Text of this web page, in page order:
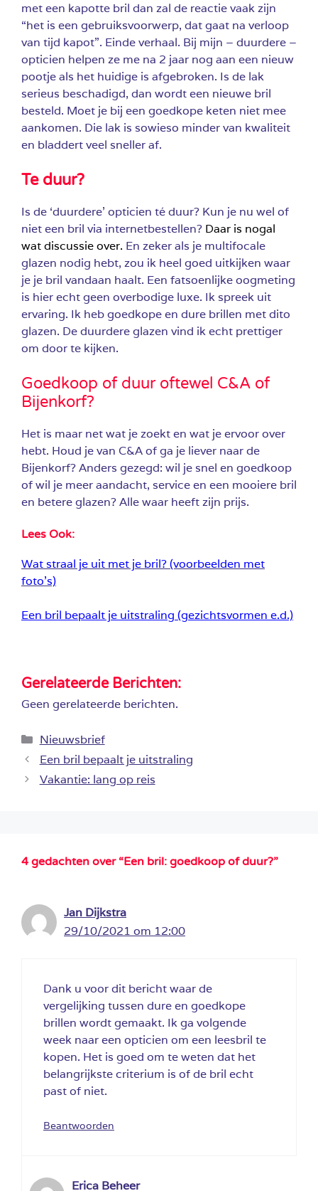
met een kapotte bril dan zal de reactie vaak zijn
“het is een gebruiksvoorwerp, dat gaat na verloop
van tijd kapot”. Einde verhaal. Bij mijn – duurdere –
opticien helpen ze me na 2 jaar nog aan een nieuw
pootje als het huidige is afgebroken. Is de lak
serieus beschadigd, dan wordt een nieuwe bril
besteld. Moet je bij een goedkope keten niet mee
aankomen. Die lak is sowieso minder van kwaliteit
en bladdert veel sneller af.
Te duur?
Is de ‘duurdere’ opticien té duur? Kun je nu wel of
niet een bril via internetbestellen? Daar is nogal
wat discussie over. En zeker als je multifocale
glazen nodig hebt, zou ik heel goed uitkijken waar
je je bril vandaan haalt. Een fatsoenlijke oogmeting
is hier echt geen overbodige luxe. Ik spreek uit
ervaring. Ik heb goedkope en dure brillen met dito
glazen. De duurdere glazen vind ik echt prettiger
om door te kijken.
Goedkoop of duur oftewel C&A of
Bijenkorf?
Het is maar net wat je zoekt en wat je ervoor over
hebt. Houd je van C&A of ga je liever naar de
Bijenkorf? Anders gezegd: wil je snel en goedkoop
of wil je meer aandacht, service en een mooiere bril
en betere glazen? Alle waar heeft zijn prijs.
Lees Ook:
Wat straal je uit met je bril?(voorbeelden met
foto’s)
Een bril bepaalt je uitstraling (gezichtsvormen e.d.)
Gerelateerde Berichten:
Geen gerelateerde berichten.
Categorieën
Nieuwsbrief
Een bril bepaalt je uitstraling
Vakantie: lang op reis
4 gedachten over “Een bril: goedkoop of duur?”
Jan Dijkstra
29/10/2021 om 12:00
Dank u voor dit bericht waar de
vergelijking tussen dure en goedkope
brillen wordt gemaakt. Ik ga volgende
week naar een opticien om een leesbril te
kopen. Het is goed om te weten dat het
belangrijkste criterium is of de bril echt
past of niet.
Beantwoorden
Erica Beheer